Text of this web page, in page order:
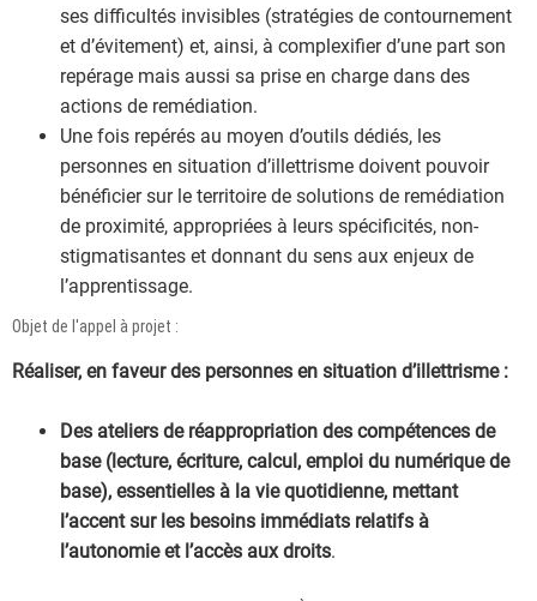
ses difficultés invisibles (stratégies de contournement
et d’évitement) et, ainsi, à complexifier d’une part son
repérage mais aussi sa prise en charge dans des
actions de remédiation.
Une fois repérés au moyen d’outils dédiés, les
personnes en situation d’illettrisme doivent pouvoir
bénéficier sur le territoire de solutions de remédiation
de proximité, appropriées à leurs spécificités, non-
stigmatisantes et donnant du sens aux enjeux de
l’apprentissage.
Objet de l'appel à projet :
Réaliser, en faveur des personnes en situation d’illettrisme :
Des ateliers de réappropriation des compétences de
base (lecture, écriture, calcul, emploi du numérique de
base), essentielles à la vie quotidienne, mettant
l’accent sur les besoins immédiats relatifs à
l’autonomie et l’accès aux droits.